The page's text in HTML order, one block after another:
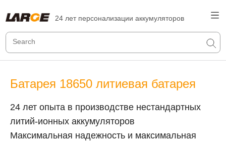
24 лет персонализации аккумуляторов
Батарея 18650 литиевая батарея
24 лет опыта в производстве нестандартных
литий-ионных аккумуляторов
Максимальная надежность и максимальная